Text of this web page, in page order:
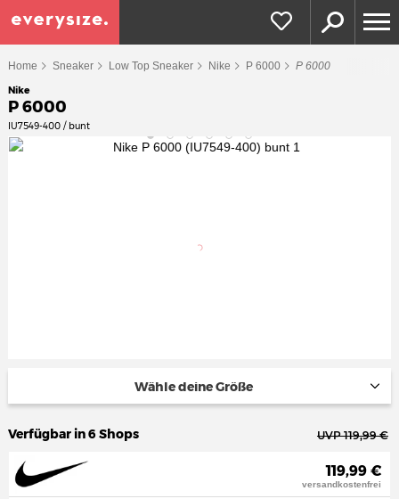
Home Sneaker Low Top Sneaker Nike P 6000 P 6000
Nike
P 6000
IU7549-400 / bunt
Wähle deine Größe
Verfügbar in 6 Shops UVP 119,99 €
119,99 €
versandkostenfrei